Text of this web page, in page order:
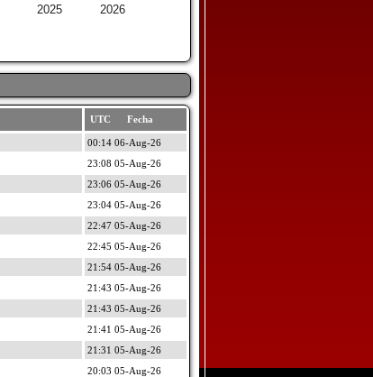
2025 2026
UTC Fecha
00:14 06-Aug-26
23:08 05-Aug-26
23:06 05-Aug-26
23:04 05-Aug-26
22:47 05-Aug-26
22:45 05-Aug-26
21:54 05-Aug-26
21:43 05-Aug-26
21:43 05-Aug-26
21:41 05-Aug-26
21:31 05-Aug-26
20:03 05-Aug-26